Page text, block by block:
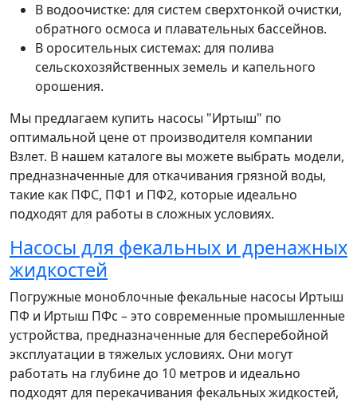
В водоочистке: для систем сверхтонкой очистки,
обратного осмоса и плавательных бассейнов.
В оросительных системах: для полива
сельскохозяйственных земель и капельного
орошения.
Мы предлагаем купить насосы "Иртыш" по
оптимальной цене от производителя компании
Взлет. В нашем каталоге вы можете выбрать модели,
предназначенные для откачивания грязной воды,
такие как ПФС, ПФ1 и ПФ2, которые идеально
подходят для работы в сложных условиях.
Насосы для фекальных и дренажных
жидкостей
Погружные моноблочные фекальные насосы Иртыш
ПФ и Иртыш ПФс – это современные промышленные
устройства, предназначенные для бесперебойной
эксплуатации в тяжелых условиях. Они могут
работать на глубине до 10 метров и идеально
подходят для перекачивания фекальных жидкостей,